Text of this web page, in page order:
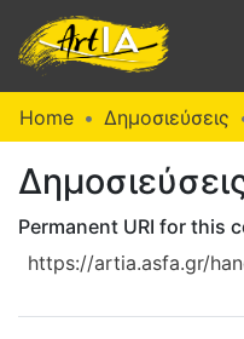
Communities
&
Collections
Browse ArtIA
Home Δημοσιεύσεις
Permanent URI for this
https://artia.asfa.gr/